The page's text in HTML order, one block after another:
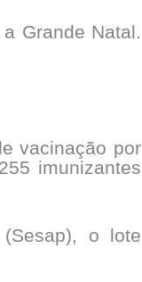
Grande Natal.
vacinação por
imunizantes
o lote